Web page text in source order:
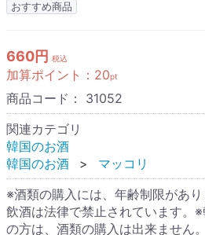
おすすめ商品
660円 税込
加算ポイント： 20pt
商品コード： 31052
関連カテゴリ
韓国のお酒
韓国のお酒
マッコリ
※酒類の購入には、年齢制限があ
飲酒は法律で禁止されています。
の方は、酒類の購入は出来ません。